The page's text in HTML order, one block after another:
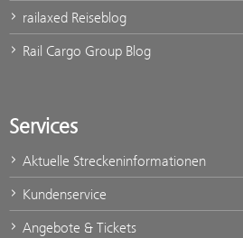
railaxed Reiseblog
Rail Cargo Group Blog
Services
Aktuelle Streckeninformationen
Kundenservice
Angebote & Tickets